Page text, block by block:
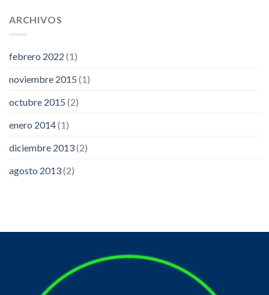
ARCHIVOS
febrero 2022 (1)
noviembre 2015 (1)
octubre 2015 (2)
enero 2014(1)
diciembre 2013(2)
agosto 2013(2)